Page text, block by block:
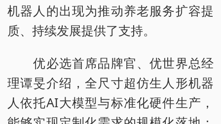
机器人的出现为推动养老服务扩容提
质、持续发展提供了支持。
优必选首席品牌官、优世界总经
理谭旻介绍，全尺寸超仿生人形机器
人依托AI大模型与标准化硬件生产，